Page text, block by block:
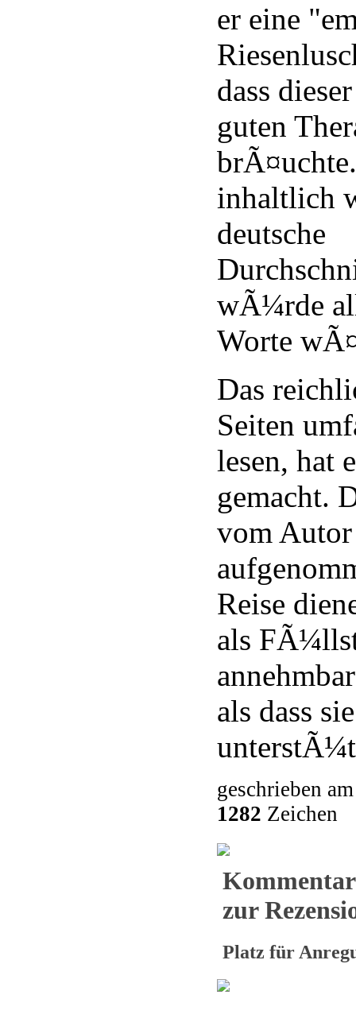
er eine
dass
guten
inhaltlich
deutsche
wÃ¼rde
Worte
Das
Seiten
lesen, hat
gemacht.
vom Autor
Reise
als
als dass
geschrieben
1282 Zeichen
zur
Platz für